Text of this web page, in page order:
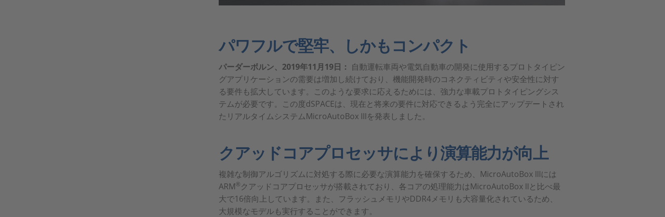
パワフルで堅牢、しかもコンパクト
パーダーボルン、 2019年11月19日： 自動運転車両や電気自動車の開発に使用するプロトタイピン
グアプリケーションの需要は増加し続けており、機能開発時のコネクティビティや安全性に対す
る要件も拡大しています。このような要求に応えるためには、強力な車載プロトタイピングシス
テムが必要です。この度dSPACEは、現在と将来の要件に対応できるよう完全にアップデートされ
たリアルタイムシステムMicroAutoBox IIIを発表しました。
クアッドコアプロセッサにより演算能力が向上
複雑な制御アルゴリズムに対処する際に必要な演算能力を確保するため、MicroAutoBox IIIには
ARM®クアッドコアプロセッサが搭載されており、各コアの処理能力はMicroAutoBox IIと比べ最
大で16倍向上しています。また、フラッシュメモリやDDR4メモリも大容量化されているため、
大規模なモデルも実行することができます。